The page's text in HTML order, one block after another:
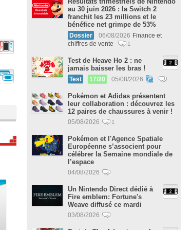
au 30 juin 2026 : la Switch 2
franchit les 23 millions et le
bénéfice net grimpe de 53%
Dossier 06/08/2026 Finance et
chiffres de vente
1
Test de Heave Ho 2 : ne
jamais baisser les bras !
Test 17/20 05/08/2026
Pokémon et Adidas présentent
leur collaboration : découvrez les
12 paires de chaussures à venir !
05/08/2026 1
Pokémon et l'Agence Spatiale
Européenne s’associent pour
célébrer la Semaine mondiale de
l’espace
04/08/2026
Un Nintendo Direct dédié à
Fire emblem: Fortune's
Weave diffusé ce mardi
03/08/2026